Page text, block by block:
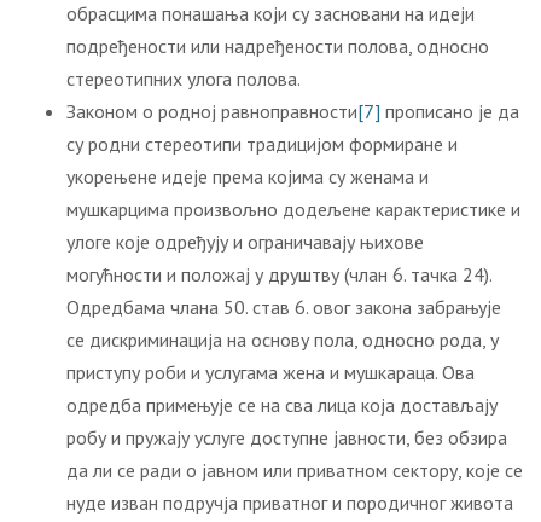
обрасцима понашања који су засновани на идеји
подређености или надређености полова, односно
стереотипних улога полова.
Законом о родној равноправности[7] прописано је да
су родни стереотипи традицијом формиране и
укорењене идеје према којима су женама и
мушкарцима произвољно додељене карактеристике и
улоге које одређују и ограничавају њихове
могућности и положај у друштву (члан 6. тачка 24).
Одредбама члана 50. став 6. овог закона забрањује
се дискриминација на основу пола, односно рода, у
приступу роби и услугама жена и мушкараца. Ова
одредба примењује се на сва лица која достављају
робу и пружају услуге доступне јавности, без обзира
да ли се ради о јавном или приватном сектору, које се
нуде изван подручја приватног и породичног живота